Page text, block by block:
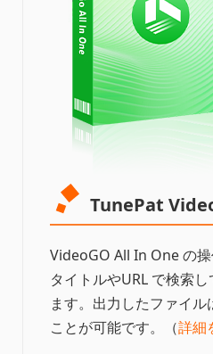
TunePat
VideoGO All In One の
タイトルやURL で検索
ます。出力したファイ
ことが可能です。（詳細